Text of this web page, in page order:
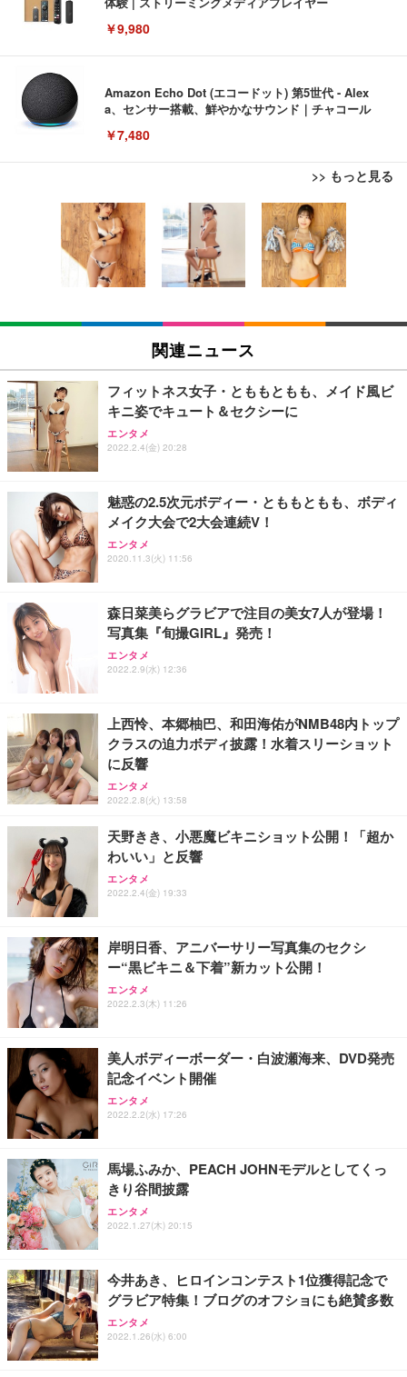
￥9,980
Amazon Echo Dot (エコードット) 第5世代 - Alex
a、センサー搭載、鮮やかなサウンド｜チャコール
￥7,480
>> もっと見る
[EdoErgo] オフィスチェア 椅子 テレワーク 疲れな
い 跳ね上げ式アームレスト コンパクト 約105度ロッ
キング pc 事務椅子 360度回転 座面昇降 強化ナイロ
ン樹脂ベース 通気性メッシュ 在宅ワーク H-WY01
(黒網+黒枠+黒足)
￥5,699
SIHOO B100 オフィスチェア／デスクチェア メッシ
ュチェア 人間工学 疲れない ブラック
￥27,999
Sezlife オフィスチェア デスクチェア 疲れない テレ
ワーク チェア 強化バックレスト 30度ロッキング機
能 人間工学 椅子 腰サポート 90度跳ね上げ式アーム
務用 おしゃれ パソコンチェア (ブラック)
Sezlife オフィスチェア デスクチェア 疲れない テレ
ワーク チェア 強化バックレスト 30度ロッキング機
能 人間工学 椅子 腰サポート 90度跳ね上げ式アーム
務用 おしゃれ パソコンチェア (ホワイト)
ANDWINT オフィスチェア デスクチェア 肘なし メ
ッシュ 通気性 ランバーサポート付き 腰サポート ガ
ス圧無段階昇降 360度回転 キャスター付き コンパク
EIZO ビジネス向けプレミアムモニター | FlexScan
EV3240X-WT | 31.5型4K UHD・USB Type-C・ホワ
イト
￥105,595
EIZO ビジネス向けプレミアムモニター | FlexScan
￥109,572
【純正品】27"ゲーミングモニター DualSense 充電
フック付き（CFI-ZDM1J）
【整備済み品】Dell E2724HS 27インチ 液晶モニタ
ー フルHD（1920×1080）VA 非光沢 HDMI/DisplayP
ort/VGA スピーカー内蔵 高さ調整 スイベル VESA対
【MiniLED/24.5inch/280Hz/FHD】GRAPHT THE S
HOOTER Gaming Monitor 24” Essential ゲーミン
グモニター QD 24.5インチ 1ms FHD 量子ドット 残
Amazonベーシック ペットシーツ 薄型 レギュラー 1
回使い捨て 無香料 ホワイト 300枚
￥3,373
Amazonベーシック ペットシーツ 厚型 ワイド 42枚
x2袋(84枚) ホワイト(吸収面:ライトブルー)
￥3,234
ネオ・ルーライフ ネオ・オムツ L 中型犬用 26枚入
り 単品
Smart Basic(スマートベーシック) 【Amazon.co.jp
限定】 Smart Basic アイリスオーヤマ ペットシーツ
超厚型 お徳用 ワイド 100枚入 (x 1) (ケース販売)
アイリスオーヤマ ペットシーツ 超厚型 お徳用 レギ
ュラー 200枚入【Amazon.co.jp限定】
関連ニュース
フィットネス女子・とももともも、メイド風ビ
キニ姿でキュート＆セクシーに
エンタメ
2022.2.4(金) 20:28
魅惑の2.5次元ボディー・とももともも、ボディ
メイク大会で2大会連続V！
エンタメ
2020.11.3(火) 11:56
森日菜美らグラビアで注目の美女7人が登場！
写真集『旬撮GIRL』発売！
エンタメ
2022.2.9(水) 12:36
上西怜、本郷柚巴、和田海佑がNMB48内トップ
クラスの迫力ボディ披露！水着スリーショット
に反響
エンタメ
2022.2.8(火) 13:58
天野きき、小悪魔ビキニショット公開！「超か
わいい」と反響
エンタメ
2022.2.4(金) 19:33
岸明日香、アニバーサリー写真集のセクシ
ー“黒ビキニ＆下着”新カット公開！
エンタメ
2022.2.3(木) 11:26
美人ボディーボーダー・白波瀬海来、DVD発売
記念イベント開催
エンタメ
2022.2.2(水) 17:26
馬場ふみか、PEACH JOHNモデルとしてくっ
きり谷間披露
エンタメ
2022.1.27(木) 20:15
今井あき、ヒロインコンテスト1位獲得記念で
グラビア特集！ブログのオフショにも絶賛多数
エンタメ
2022.1.26(水) 6:00